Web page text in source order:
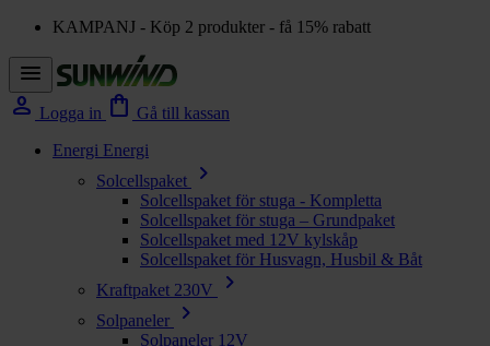
KAMPANJ - Köp 2 produkter - få 15% rabatt
menu
person Logga in shopping_bag Gå till kassan
Energi Energi
Solcellspaket
chevron_right
Solcellspaket för stuga - Kompletta
Solcellspaket för stuga – Grundpaket
Solcellspaket med 12V kylskåp
Solcellspaket för Husvagn, Husbil & Båt
Kraftpaket 230V
chevron_right
Solpaneler chevron_right
Solpaneler 12V